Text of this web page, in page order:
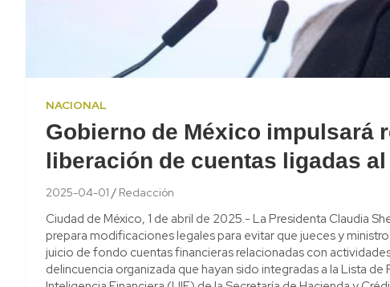
NACIONAL
Gobierno de México impulsará
liberación de cuentas ligadas
2025-04-01 Redacción
Ciudad de México, 1 de abril de 2025.- La Presidenta Claudia
prepara modificaciones legales para evitar que jueces y
juicio de fondo cuentas financieras relacionadas con
delincuencia organizada que hayan sido integradas a la Lista